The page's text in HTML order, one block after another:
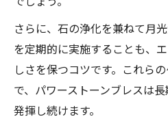
さらに、石の浄化を兼ねて月
を定期的に実施することも、
しさを保つコツです。これら
で、パワーストーンブレスは
発揮し続けます。